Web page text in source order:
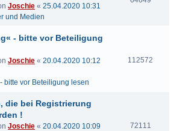
Joschie « 25.04.2020 10:31
und Medien
- bitte vor Beteiligung
Joschie « 20.04.2020 10:12
bitte vor Beteiligung lesen
112572
die bei Registrierung
!
Joschie « 20.04.2020 10:09
72111